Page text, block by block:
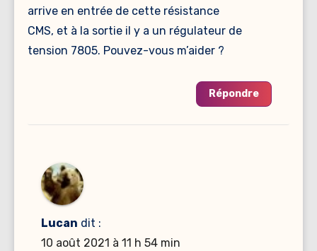
arrive en entrée de cette résistance
CMS, et à la sortie il y a un régulateur de
tension 7805. Pouvez-vous m’aider ?
Répondre
Lucan dit :
10 août 2021 à 11 h 54 min